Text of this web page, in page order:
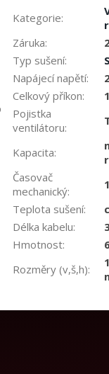
Kategorie:
Záruka:
Typ sušení:
Napájecí napětí:
Celkový příkon:
Pojistka
ventilátoru:
Kapacita:
Časovač
mechanický:
Teplota sušení:
Délka kabelu:
Hmotnost:
Rozměry (v,š,h):